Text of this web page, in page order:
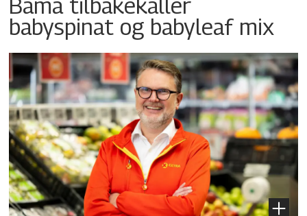
babyspinat og babyleaf mix